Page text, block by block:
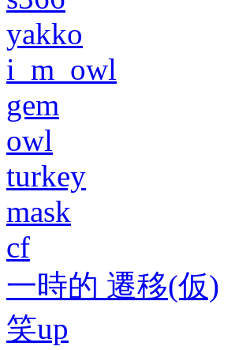
yakko
i_m_owl
gem
owl
turkey
mask
cf
一時的 遷移(仮)
笑up